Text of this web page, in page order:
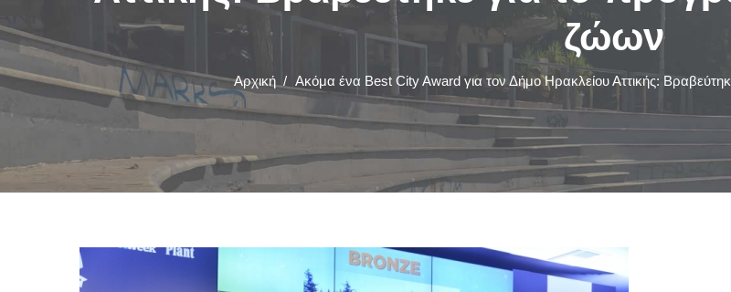
ζώων
Αρχική / Ακόμα ένα Best City Award για τον Δήμο Ηρακλείου Αττικής: